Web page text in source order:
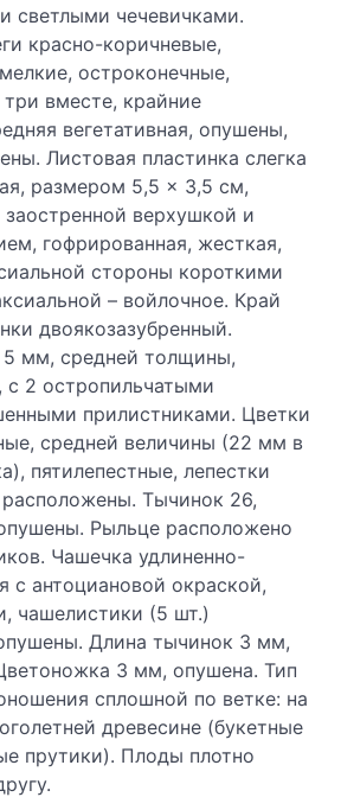
светлыми чечевичками.
красно-коричневые,
остроконечные,
вместе, крайние
вегетативная, опушены,
Листовая пластинка слегка
размером 5,5 × 3,5 см,
верхушкой и
гофрированная, жесткая,
стороны короткими
– войлочное. Край
двоякозазубренный.
мм, средней толщины,
с 2 остропильчатыми
прилистниками. Цветки
средней величины (22 мм в
пятилепестные, лепестки
Тычинок 26,
Рыльце расположено
Чашечка удлиненно-
с антоциановой окраской,
чашелистики (5 шт.)
Длина тычинок 3 мм,
3 мм, опушена. Тип
сплошной по ветке: на
древесине (букетные
прутики). Плоды плотно